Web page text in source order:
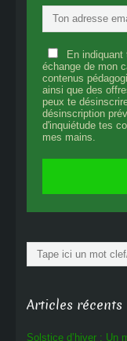
En
échange de mon
contenus
ainsi que des
peux te
désinscription
d'inquiétude tes
mes mains.
Rechercher
Articles récents
Solstice d’hiver : Un